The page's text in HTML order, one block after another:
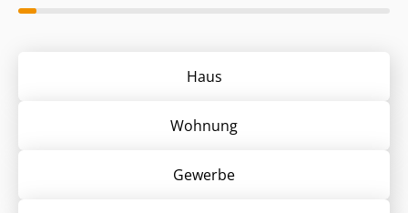
Haus
Wohnung
Gewerbe